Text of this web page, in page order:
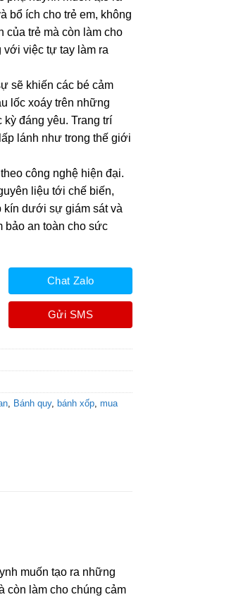
bổ ích cho trẻ em, không
của trẻ mà còn làm cho
với việc tự tay làm ra
sẽ khiến các bé cảm
lốc xoáy trên những
đáng yêu. Trang trí
lánh như trong thế giới
công nghệ hiện đại.
liệu tới chế biến,
kín dưới sự giám sát và
bảo an toàn cho sức
Chat Zalo
Gửi SMS
, Bánh quy, bánh xốp,mua
muốn tạo ra những
còn làm cho chúng cảm